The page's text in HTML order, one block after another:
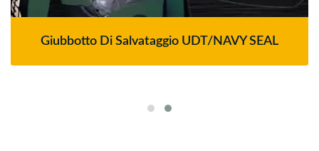
Giubbotto Di Salvataggio UDT/NAVY SEAL